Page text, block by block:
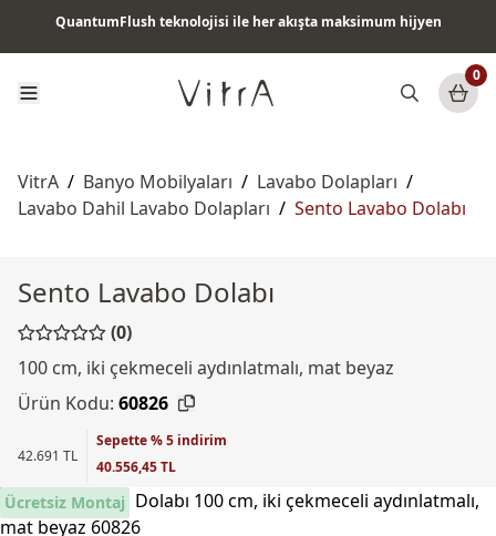
QuantumFlush teknolojisi ile her akışta maksimum hijyen
0
VitrA / Banyo Mobilyaları / Lavabo Dolapları /
Lavabo Dahil Lavabo Dolapları / Sento Lavabo Dolabı
Sento Lavabo Dolabı
(0)
100 cm, iki çekmeceli aydınlatmalı, mat beyaz
Ürün Kodu: 60826
42.691 TL
Sepette % 5 indirim
40.556,45 TL
Ücretsiz Montaj